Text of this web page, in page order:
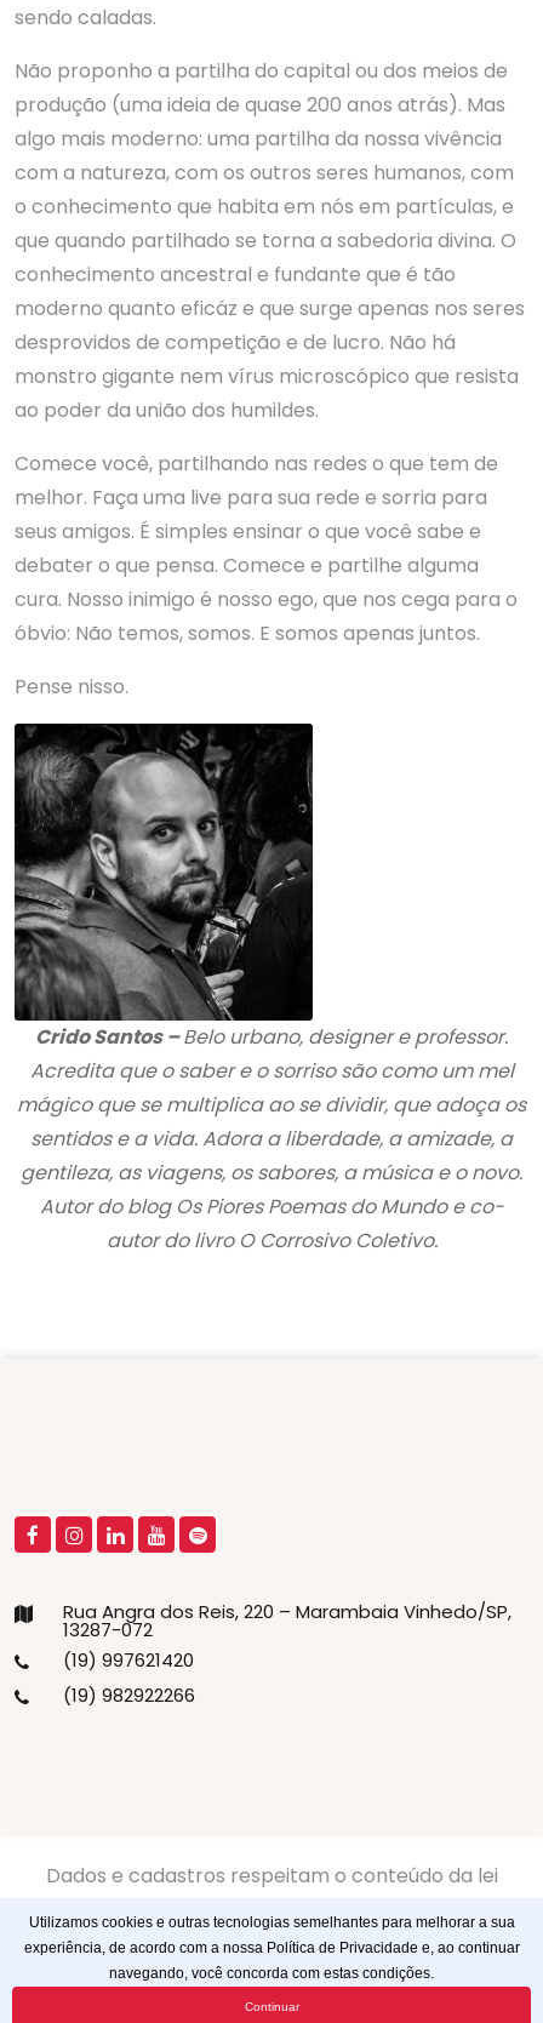
sendo caladas.
Não proponho a partilha do capital ou dos meios de
produção (uma ideia de quase 200 anos atrás). Mas
algo mais moderno: uma partilha da nossa vivência
com a natureza, com os outros seres humanos, com
o conhecimento que habita em nós em partículas, e
que quando partilhado se torna a sabedoria divina. O
conhecimento ancestral e fundante que é tão
moderno quanto eficáz e que surge apenas nos seres
desprovidos de competição e de lucro. Não há
monstro gigante nem vírus microscópico que resista
ao poder da união dos humildes.
Comece você, partilhando nas redes o que tem de
melhor. Faça uma live para sua rede e sorria para
seus amigos. É simples ensinar o que você sabe e
debater o que pensa. Comece e partilhe alguma
cura. Nosso inimigo é nosso ego, que nos cega para o
óbvio: Não temos, somos. E somos apenas juntos.
Pense nisso.
Crido Santos –Belo urbano, designer e professor.
Acredita que o saber e o sorriso são como um mel
mágico que se multiplica ao se dividir, que adoça os
sentidos e a vida. Adora a liberdade, a amizade, a
gentileza, as viagens, os sabores, a música e o novo.
Autor do blog Os Piores Poemas do Mundo e co-
autor do livro O Corrosivo Coletivo.
Rua Angra dos Reis, 220 – Marambaia Vinhedo/SP,
13287-072
(19) 997621420
(19) 982922266
Dados e cadastros respeitam o conteúdo da lei
Cookies
. Todos os direitos reservados
Utilizamos cookies e outras tecnologias semelhantes para melhorar a sua
experiência, de acordo com a nossa Política de Privacidade e, ao continuar
navegando, você concorda com estas condições.
Continuar